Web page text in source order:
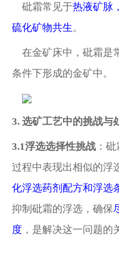
砒霜常见于热液矿脉
硫化矿物共生 。
在金矿床中，砒霜是
条件下形成的金矿中。
3. 选矿工艺中的挑战与
3.1浮选选择性挑战 ：
过程中表现出相似的浮
化浮选药剂配方和浮选
抑制砒霜的浮选，确保
度 ， 是解决这一问题的